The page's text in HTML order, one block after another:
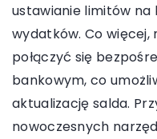
ustawianie limitów
wydatków. Co
połączyć się
bankowym, co
aktualizację salda.
nowoczesnych